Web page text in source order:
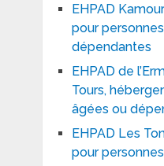
EHPAD
pour
dépendantes
EHPAD de
Tours,
âgées ou
EHPAD Les
pour